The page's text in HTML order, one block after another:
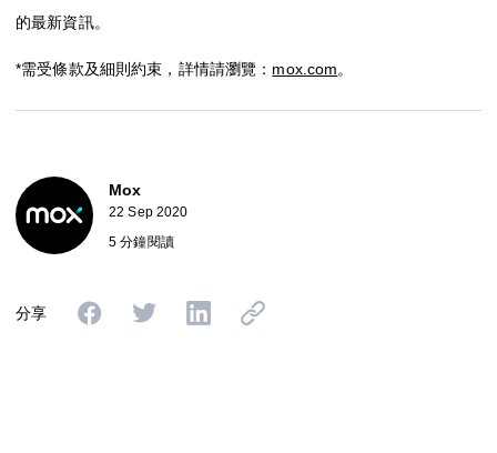
的最新資訊。
*需受條款及細則約束，詳情請瀏覽： mox.com。
Mox
22 Sep 2020
5 分鐘閱讀
分享